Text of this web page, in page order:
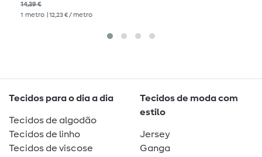
14,39 €
1 metro | 12,23 € / metro
Tecidos para o dia a dia
Tecidos de algodão
Tecidos de linho
Tecidos de viscose
Tecidos de moda com
estilo
Jersey
Ganga